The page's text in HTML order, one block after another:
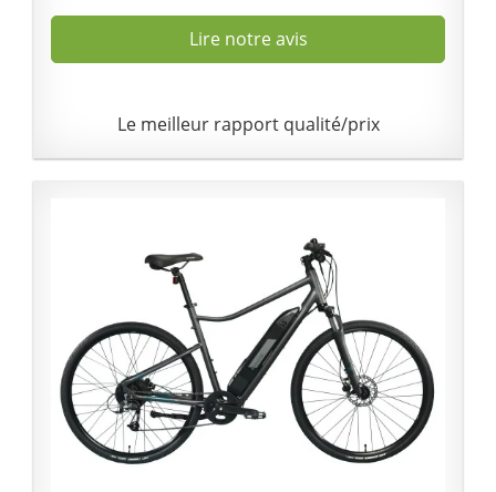
Lire notre avis
Le meilleur rapport qualité/prix